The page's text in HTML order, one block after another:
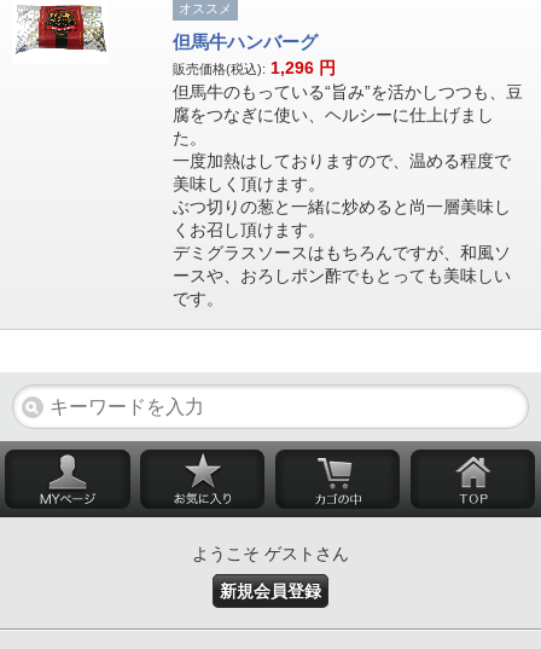
オススメ
但馬牛ハンバーグ
販売価格(税込): 1,296 円
但馬牛のもっている“旨み”を活かしつつも、豆
腐をつなぎに使い、ヘルシーに仕上げまし
た。
一度加熱はしておりますので、温める程度で
美味しく頂けます。
ぶつ切りの葱と一緒に炒めると尚一層美味し
くお召し頂けます。
デミグラスソースはもちろんですが、和風ソ
ースや、おろしポン酢でもとっても美味しい
です。
ようこそ ゲストさん
新規会員登録